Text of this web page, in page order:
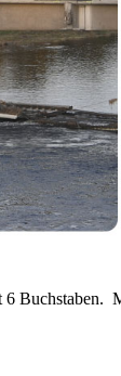
6 Buchstaben.